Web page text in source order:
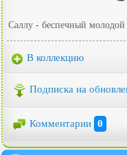
Саллу - беспечный молодой
В коллекцию
Подписка на
Комментарии 0